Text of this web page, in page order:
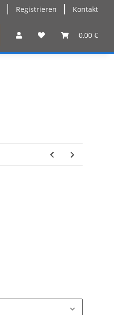
Registrieren Kontakt
0,00 €